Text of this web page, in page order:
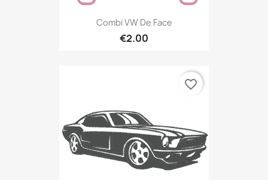
Combi VW De Face
€2.00
favorite_border